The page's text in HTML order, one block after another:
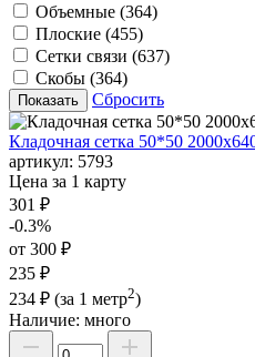
Объемные (364)
Плоские (455)
Сетки связи (637)
Скобы (364)
Сбросить
Кладочная сетка 50*50
артикул: 5793
Цена за 1 карту
301 ₽
-0.3%
от 300 ₽
235 ₽
234 ₽ (за 1 метр2)
Наличие: много